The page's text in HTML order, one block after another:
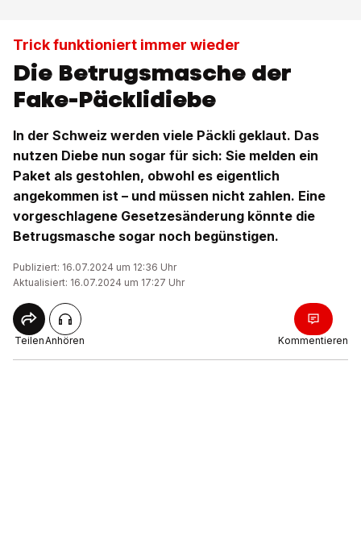
Trick funktioniert immer wieder
Die Betrugsmasche der
Fake-Päcklidiebe
In der Schweiz werden viele Päckli geklaut. Das
nutzen Diebe nun sogar für sich: Sie melden ein
Paket als gestohlen, obwohl es eigentlich
angekommen ist – und müssen nicht zahlen. Eine
vorgeschlagene Gesetzesänderung könnte die
Betrugsmasche sogar noch begünstigen.
Publiziert: 16.07.2024 um 12:36 Uhr
Aktualisiert: 16.07.2024 um 17:27 Uhr
TeilenAnhören Kommentieren